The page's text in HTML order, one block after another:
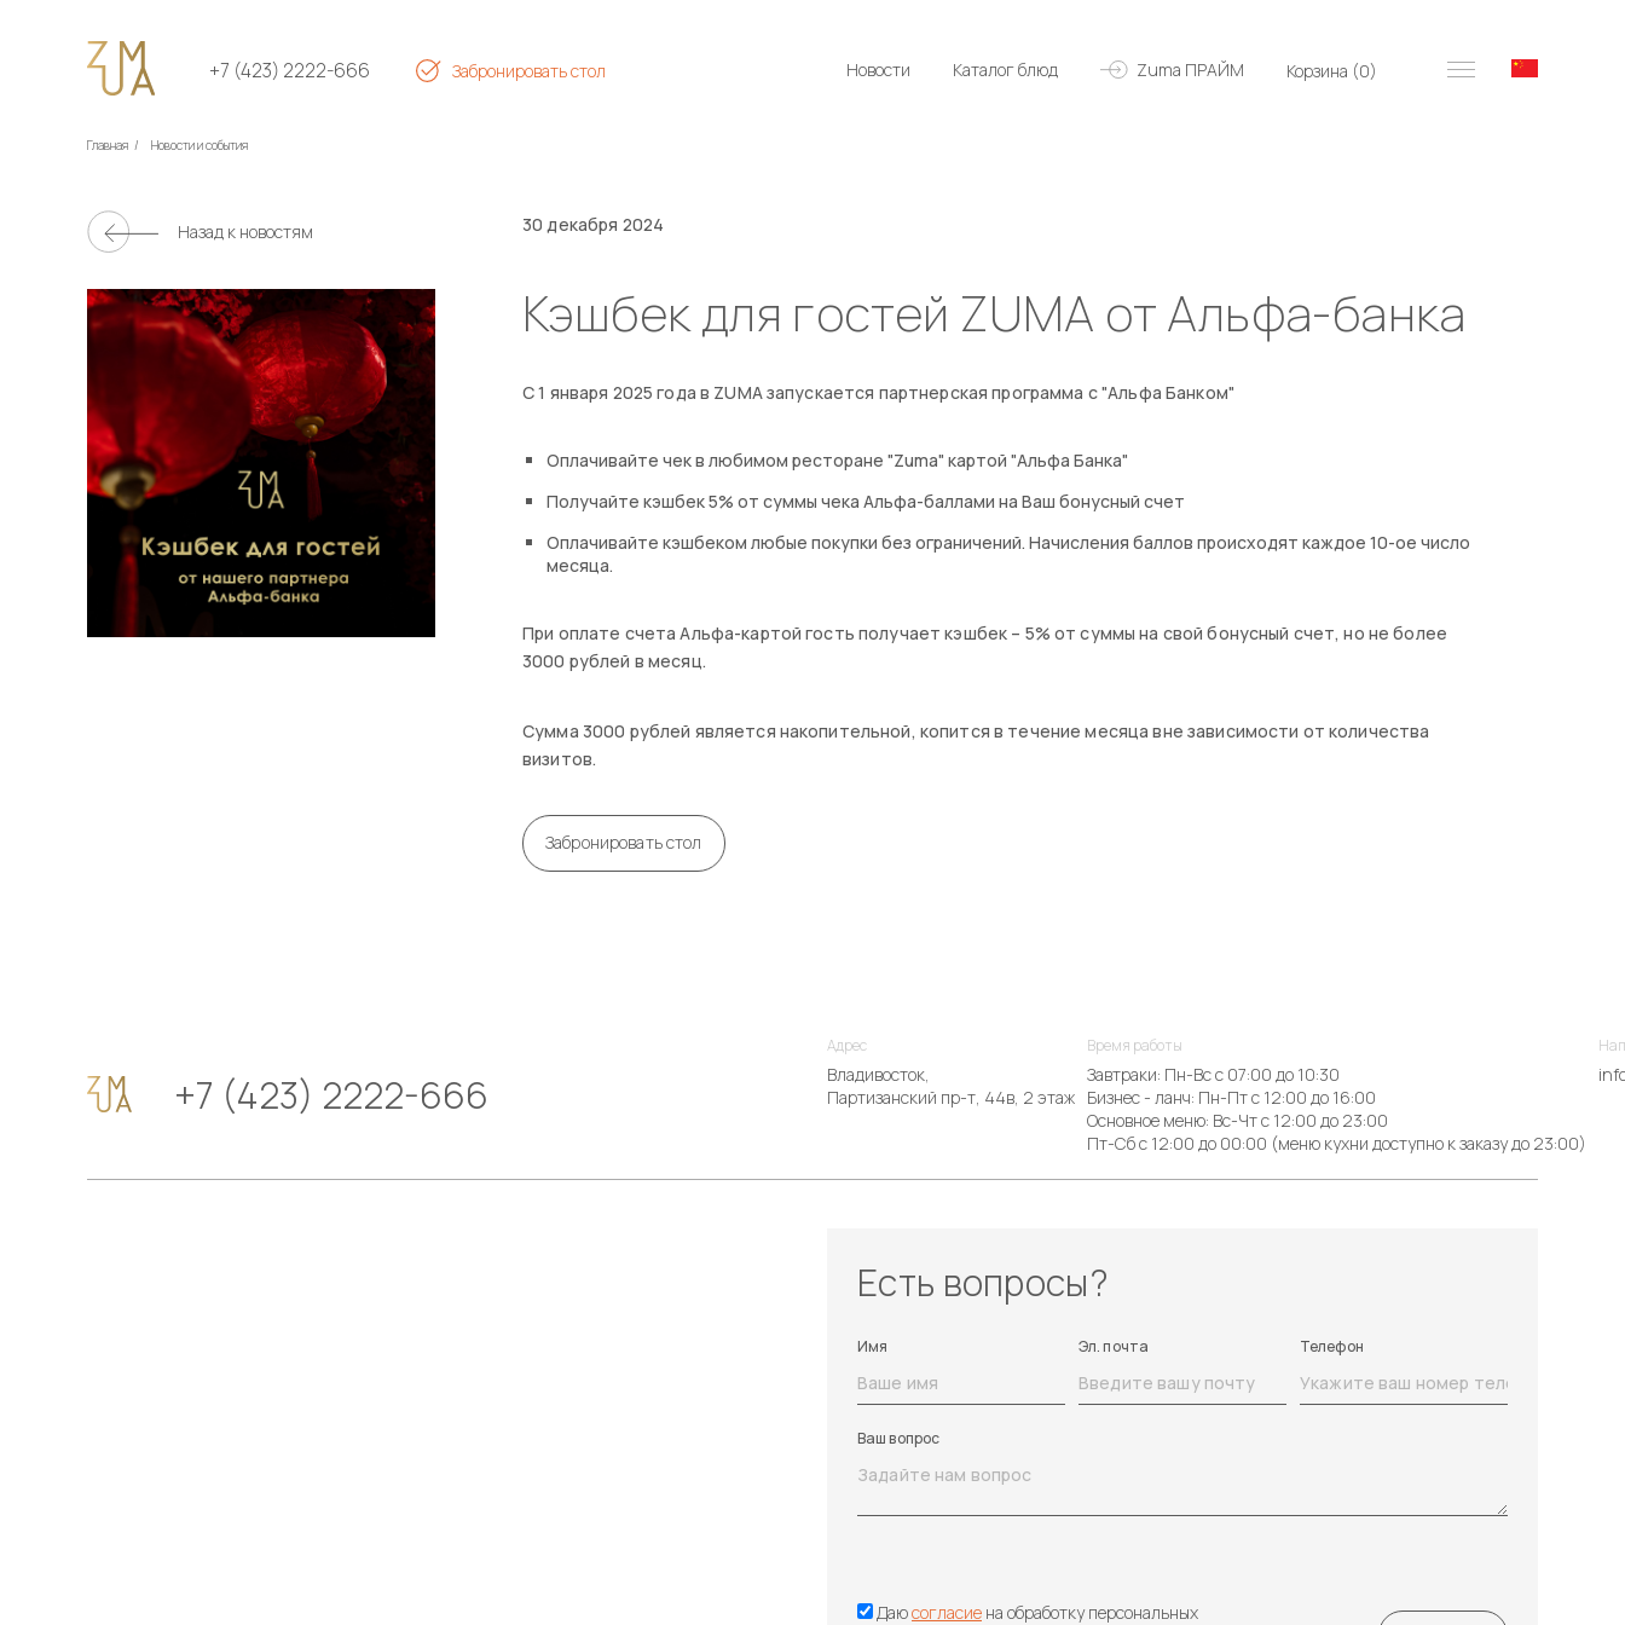
+7 (423) 2222-666 Забронировать стол Zuma ПРАЙМ
Каталог блюд
Новости Корзина (0)
Главная / Новости и события
Назад к новостям 30 декабря 2024
Кэшбек для гостей ZUMA от Альфа-банка
С 1 января 2025 года в ZUMA запускается партнерская программа с "Альфа Банком"
Оплачивайте чек в любимом ресторане "Zuma" картой "Альфа Банка"
Получайте кэшбек 5% от суммы чека Альфа-баллами на Ваш бонусный счет
Оплачивайте кэшбеком любые покупки без ограничений. Начисления баллов происходят каждое 10-ое число
месяца.
При оплате счета Альфа-картой гость получает кэшбек – 5% от суммы на свой бонусный счет, но не более
3000 рублей в месяц.
Сумма 3000 рублей является накопительной, копится в течение месяца вне зависимости от количества
визитов.
Забронировать стол
+7 (423) 2222-666
Адрес
Владивосток,
Партизанский пр-т, 44в, 2 этаж
Время работы
Завтраки: Пн-Вс с 07:00 до 10:30
Бизнес - ланч: Пн-Пт с 12:00 до 16:00
Основное меню: Вс-Чт с 12:00 до 23:00
Пт-Сб с 12:00 до 00:00 (меню кухни доступно к заказу до 23:00)
Есть вопросы?
Имя Эл. почта Телефон
Ваш вопрос
Даюсогласие на обработку персональных